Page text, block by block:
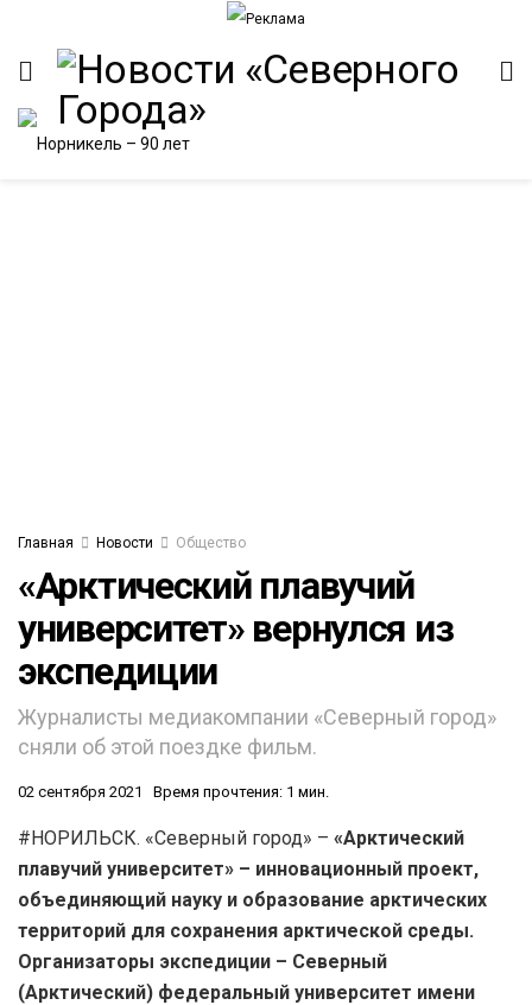
Главная Новости Общество
«Арктический плавучий
университет» вернулся из
экспедиции
Журналисты медиакомпании «Северный город»
сняли об этой поездке фильм.
02 сентября 2021 Время прочтения: 1 мин.
#НОРИЛЬСК. «Северный город» – «Арктический
плавучий университет» – инновационный проект,
объединяющий науку и образование арктических
территорий для сохранения арктической среды.
Организаторы экспедиции – Северный
(Арктический) федеральный университет имени